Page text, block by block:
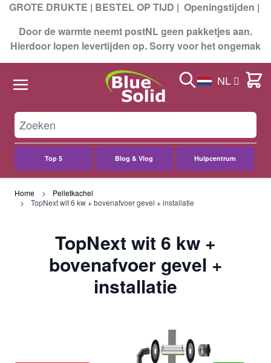
GROTE DRUKTE | BESTEL OP TIJD | Openingstijden |
Door de warmte neemt postNL geen pakketjes aan.
Hierdoor lopen levertijden op. Sorry voor het ongemak
Top 5 Blog & Vlog Hulpcentrum
Search NL Cart
Home
Pelletkachel
TopNext wit 6 kw + bovenafvoer gevel + installatie
TopNext wit 6 kw +
bovenafvoer gevel +
installatie